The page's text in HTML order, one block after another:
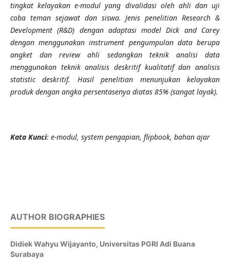
tingkat kelayakan e-modul yang divalidasi oleh ahli dan uji
coba teman sejawat dan siswa.Jenis penelitian Research &
Development (R&D) dengan adaptasi model Dick and Carey
denganmenggunakan instrument pengumpulan data berupa
angket dan review ahli sedangkan teknik analisi data
menggunakan teknik analisis deskritif kualitatif dan analisis
statistic deskritif. Hasil penelitian menunjukan kelayakan
produk dengan angka persentasenya diatas 85% (sangat layak).
Kata Kunci: e-modul, system pengapian, flipbook, bahan ajar
AUTHOR BIOGRAPHIES
Didiek Wahyu Wijayanto, Universitas PGRI Adi Buana
Surabaya